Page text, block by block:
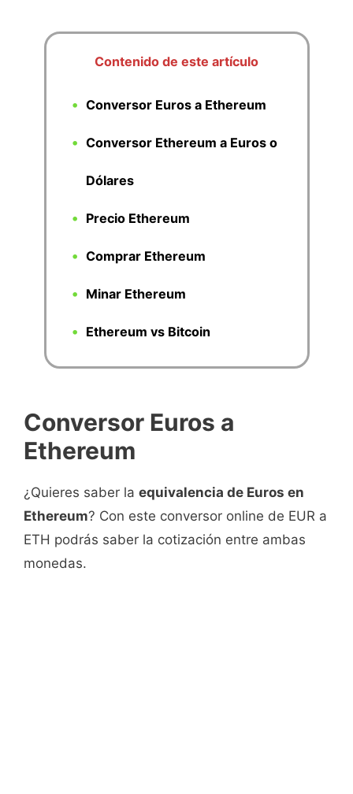
Contenido de este artículo
Conversor Euros a Ethereum
Conversor Ethereum a Euros o
Dólares
Precio Ethereum
Comprar Ethereum
Minar Ethereum
Ethereum vs Bitcoin
Conversor Euros a
Ethereum
¿Quieres saber la equivalencia de Euros en
Ethereum? Con este conversor online de EUR a
ETH podrás saber la cotización entre ambas
monedas.